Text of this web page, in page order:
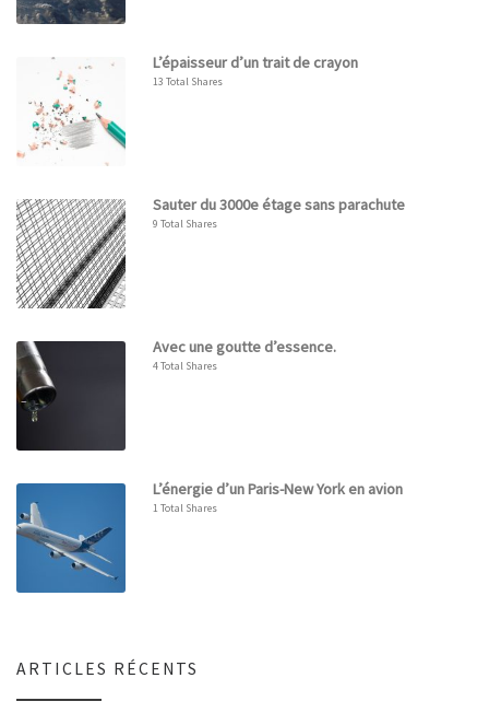
L’épaisseur d’un trait de crayon
13 Total Shares
Sauter du 3000e étage sans parachute
9 Total Shares
Avec une goutte d’essence.
4 Total Shares
L’énergie d’un Paris-New York en avion
1 Total Shares
ARTICLES RÉCENTS